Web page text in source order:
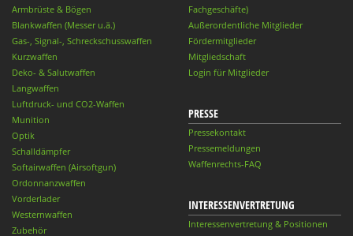
Armbrüste & Bögen
Blankwaffen (Messer u.ä.)
Gas-, Signal-, Schreckschusswaffen
Kurzwaffen
Deko- & Salutwaffen
Langwaffen
Luftdruck- und CO2-Waffen
Munition
Optik
Schalldämpfer
Softairwaffen (Airsoftgun)
Ordonnanzwaffen
Vorderlader
Westernwaffen
Zubehör
Fachgeschäfte)
Außerordentliche Mitglieder
Fördermitglieder
Mitgliedschaft
Login für Mitglieder
PRESSE
Pressekontakt
Pressemeldungen
Waffenrechts-FAQ
INTERESSENVERTRETUNG
Interessenvertretung & Positionen